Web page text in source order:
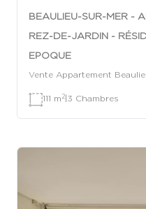
BEAULIEU-SUR-MER -
REZ-DE-JARDIN -
EPOQUE
Vente Appartement
111 m 2|3 Chambres